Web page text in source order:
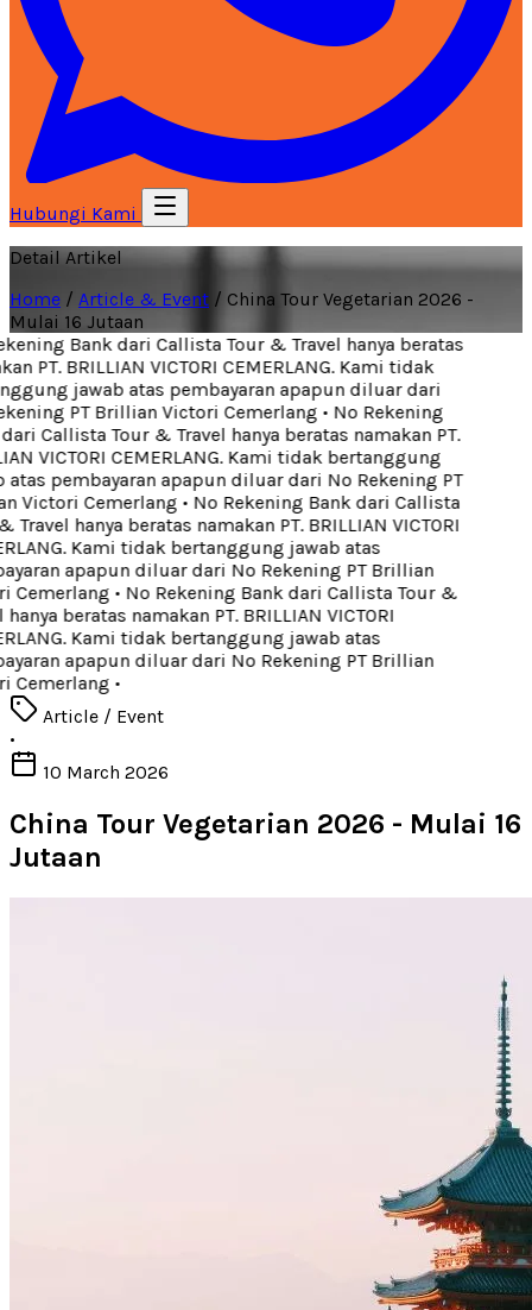
Hubungi Kami
Detail Artikel
Home / Article & Event / China Tour Vegetarian 2026 -
Mulai 16 Jutaan
Bank dari Callista Tour & Travel hanya beratas
PT. BRILLIAN VICTORI CEMERLANG. Kami tidak
jawab atas pembayaran apapun diluar dari
PT Brillian Victori Cemerlang• No Rekening
Callista Tour & Travel hanya beratas namakan PT.
VICTORI CEMERLANG. Kami tidak bertanggung
pembayaran apapun diluar dari No Rekening PT
Victori Cemerlang• No Rekening Bank dari Callista
Travel hanya beratas namakan PT. BRILLIAN VICTORI
Kami tidak bertanggung jawab atas
apapun diluar dari No Rekening PT Brillian
Cemerlang• No Rekening Bank dari Callista Tour &
beratas namakan PT. BRILLIAN VICTORI
Kami tidak bertanggung jawab atas
apapun diluar dari No Rekening PT Brillian
Cemerlang•
Article / Event
•
10 March 2026
China Tour Vegetarian 2026 - Mulai 16
Jutaan